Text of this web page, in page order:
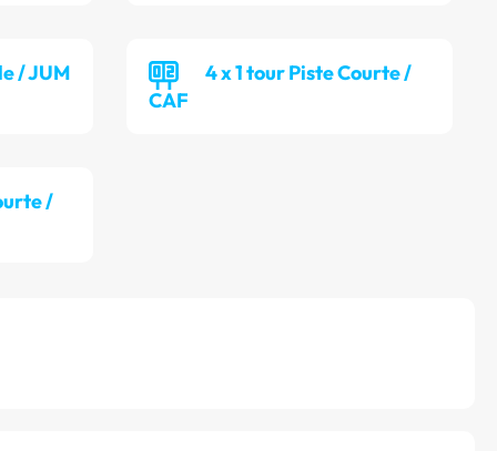
/ JUM
4 x 1 tour Piste Courte /
CAF
/